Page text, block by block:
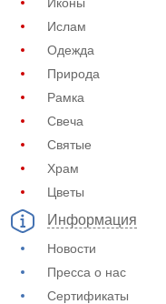
Ислам
Одежда
Природа
Рамка
Свеча
Святые
Храм
Цветы
Информация
Новости
Пресса о нас
Сертификаты